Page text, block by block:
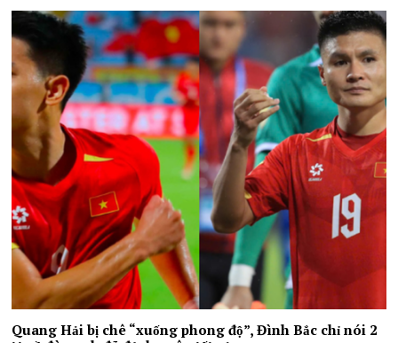
Quang Hải bị chê “xuống phong độ”, Đình Bắc chỉ nói 2